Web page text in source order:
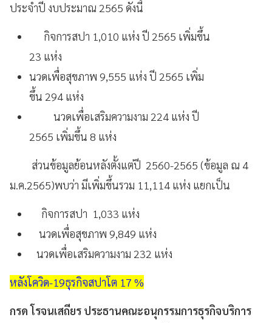
ประจำปี งบประมาณ 2565 ดังนี้
กิจการสปา 1,010 แห่ง ปี 2565 เพิ่มขึ้น
23 แห่ง
นวดเพื่อสุขภาพ 9,555 แห่ง ปี 2565 เพิ่ม
ขึ้น 294 แห่ง
นวดเพื่อเสริมความงาม 224 แห่ง ปี
2565 เพิ่มขึ้น 8 แห่ง
ส่วนข้อมูลย้อนหลังตั้งแต่ปี 2560-2565 (ข้อมูล ณ 4
ม.ค.2565)พบว่า มีเพิ่มขึ้นรวม 11,114 แห่ง แยกเป็น
กิจการสปา 1,033 แห่ง
นวดเพื่อสุขภาพ 9,849 แห่ง
นวดเพื่อเสริมความงาม 232 แห่ง
หลังโควิด-19ธุรกิจสปาโต 17 %
กรด โรจนเสถียร ประธานคณะอนุกรรมการธุรกิจบริการ